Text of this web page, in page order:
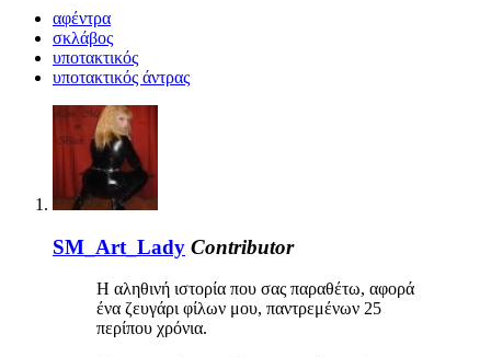
αφέντρα
σκλάβος
υποτακτικός
υποτακτικός άντρας
SM_Art_Lady Contributor
Η αληθινή ιστορία που σας παραθέτω, αφορά
ένα ζευγάρι φίλων μου, παντρεμένων 25
περίπου χρόνια.